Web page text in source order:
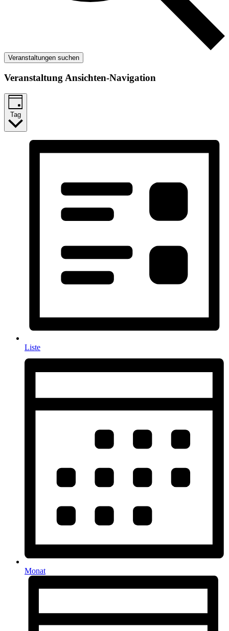
Veranstaltungen suchen
Veranstaltung Ansichten-Navigation
Tag
Liste
Monat